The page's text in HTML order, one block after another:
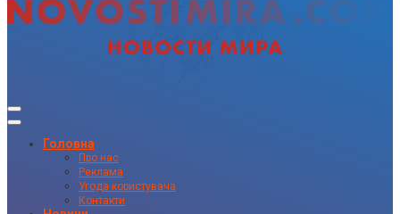
Головна
Про нас
Реклама
Угода користувача
Контакти